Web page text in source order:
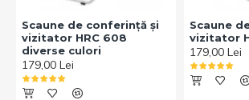
Scaune de conferință și
vizitator HRC 608
diverse culori
179,00 Lei
Scaune
vizitator
179,00 Lei